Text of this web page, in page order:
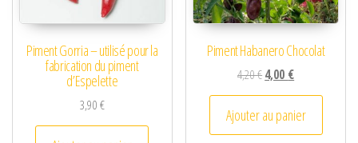
Piment Gorria – utilisé pour la
fabrication du piment
d’Espelette
3,90€
Piment Habanero Chocolat
4,20€Le prix initial était :
4,00 €Le prix actuel
Ajouter au panier